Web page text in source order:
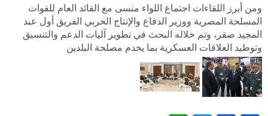
ومن أبرز اللقاءات اجتماع اللواء منسى مع القائد العام للقوات
المسلحة المصرية ووزير الدفاع والإنتاج الحربي الفريق أول عبد
المجيد صقر، وتم خلاله البحث في تطوير آليات الدعم والتنسيق
وتوطيد العلاقات العسكرية بما يخدم مصلحة البلدين